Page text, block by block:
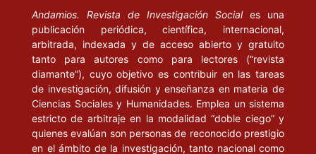
Marshall, T. H. (1998), Ciudadanía y clase social, Madrid: Alianza.
Pérez Pérez, G. (2006), Ciudadanía y derechos sociales en el
proceso de integración política de la Unión Europea, México:
Eón/Universidad Autónoma Metropolitana-Azcapotzalco/Consejo
Nacional de Ciencia y Tecnología (CONACYT).
Pisarello, G. (2007), Los derechos sociales y sus garantías.
Andamios. Revista de Investigación Social es una
publicación periódica, científica, internacional,
arbitrada, indexada y de acceso abierto y gratuito
tanto para autores como para lectores (“revista
diamante”), cuyo objetivo es contribuir en las tareas
de investigación, difusión y enseñanza en materia de
Ciencias Sociales y Humanidades. Emplea un sistema
estricto de arbitraje en la modalidad “doble ciego” y
quienes evalúan son personas de reconocido prestigio
en el ámbito de la investigación, tanto nacional como